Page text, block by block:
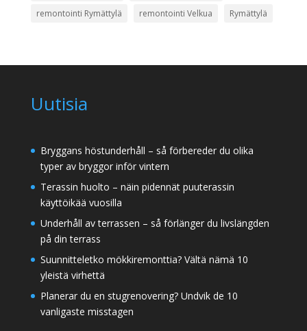
remontointi Rymättylä remontointi Velkua Rymättylä
Uutisia
Bryggans höstunderhåll – så förbereder du olika
typer av bryggor inför vintern
Terassin huolto – näin pidennät puuterassin
käyttöikää vuosilla
Underhåll av terrassen – så förlänger du livslängden
på din terrass
Suunnitteletko mökkiremonttia? Vältä nämä 10
yleistä virhettä
Planerar du en stugrenovering? Undvik de 10
vanligaste misstagen